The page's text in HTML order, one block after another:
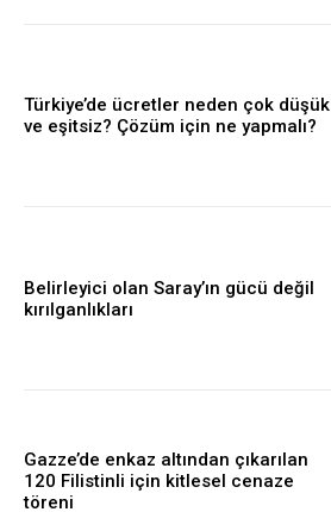
Türkiye’de ücretler neden çok düşük
ve eşitsiz? Çözüm için ne yapmalı?
Belirleyici olan Saray’ın gücü değil
kırılganlıkları
Gazze’de enkaz altından çıkarılan
120 Filistinli için kitlesel cenaze
töreni